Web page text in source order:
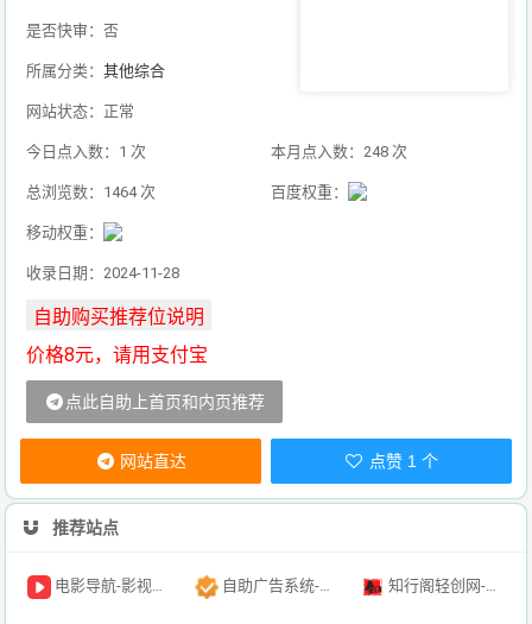
是否快审：否
所属分类： 其他综合
网站状态：正常
今日点入数：1 次 本月点入数：248 次
总浏览数：1464 次 百度权重：
移动权重：
收录日期：2024-11-28
价格8元，请用支付宝
点此自助上首页和内页推荐
网站直达 点赞 1 个
推荐站点
电影导航-影视导航-电影搜索-影视搜索-电影站收录 自助广告系统-自助广告源码-自助投放广告插件 知行阁轻创网-分享网络赚钱项目-全网首发副业项目实操平台-副业创业项目网